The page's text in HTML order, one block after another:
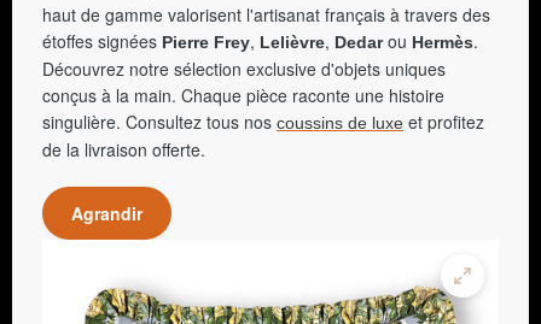
haut de gamme valorisent l'artisanat français à travers des
étoffes signées Pierre Frey, Lelièvre, Dedarou Hermès.
Découvrez notre sélection exclusive d'objets uniques
conçus à la main. Chaque pièce raconte une histoire
singulière. Consultez tous nos coussins de luxe et profitez
de la livraison offerte.
Agrandir